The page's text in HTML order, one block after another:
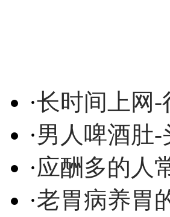
·长时间上网-
·男人啤酒肚-
·应酬多的人
·老胃病养胃